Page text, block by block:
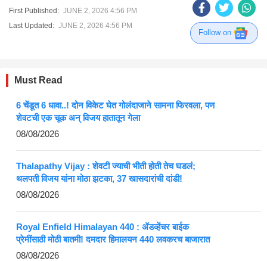
First Published: JUNE 2, 2026 4:56 PM
Last Updated: JUNE 2, 2026 4:56 PM
Follow on
Must Read
6 चेंडूत 6 धावा..! दोन विकेट घेत गोलंदाजाने सामना फिरवला, पण
शेवटची एक चूक अन् विजय हातातून गेला
08/08/2026
Thalapathy Vijay : शेवटी ज्याची भीती होती तेच घडलं;
थलपती विजय यांना मोठा झटका, 37 खासदारांची दांडी!
08/08/2026
Royal Enfield Himalayan 440 : ॲडव्हेंचर बाईक
प्रेमींसाठी मोठी बातमी! दमदार हिमालयन 440 लवकरच बाजारात
08/08/2026